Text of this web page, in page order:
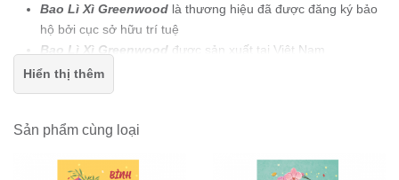
Bao Lì Xì Greenwood là thương hiệu đã được đăng ký bảo
hộ bởi cục sở hữu trí tuệ
Bao Lì Xì Greenwood được sản xuất tại Việt Nam
Bao Lì Xì Greenwood
những hình ảnh trang trí mang đậm sắc xuân tượng trưng
vui và sự may mắn cho mọi người trong năm mới.
nét đẹp truyền thống của Việt Nam và các nước Á Đông. Với
Hiển thị thêm
Sản phẩm cùng loại